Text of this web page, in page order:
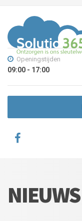
Openingstijden
09:00 - 17:00
NIEUWS